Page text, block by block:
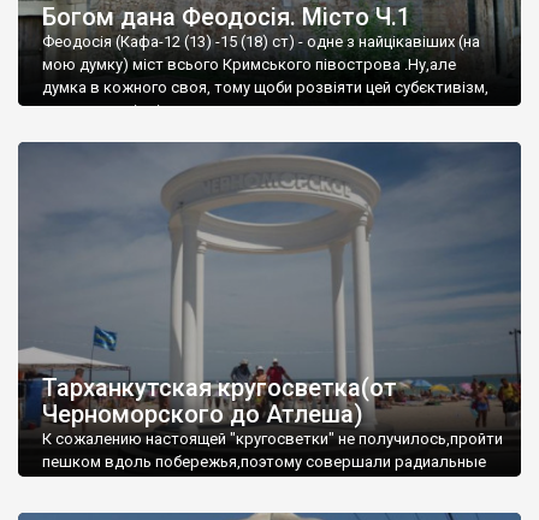
Богом дана Феодосія. Місто Ч.1
Феодосія (Кафа-12 (13) -15 (18) ст) - одне з найцікавіших (на
мою думку) міст всього Кримського півострова .Ну,але
думка в кожного своя, тому щоби розвіяти цей субєктивізм,
запрошую відвідати це
Тарханкутская кругосветка(от
Черноморского до Атлеша)
К сожалению настоящей "кругосветки" не получилось,пройти
пешком вдоль побережья,поэтому совершали радиальные